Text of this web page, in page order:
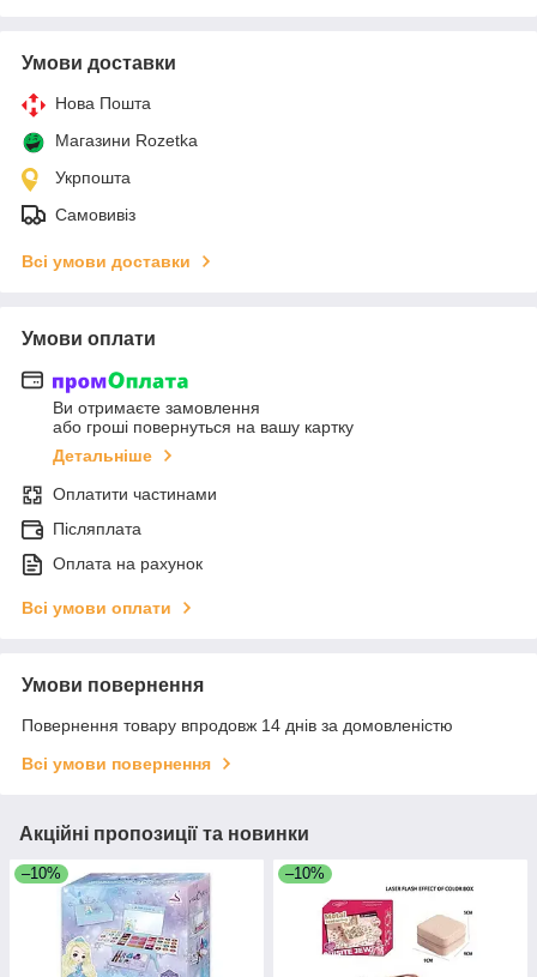
Умови доставки
Нова Пошта
Магазини Rozetka
Укрпошта
Самовивіз
Всі умови доставки
Умови оплати
Ви отримаєте замовлення
або гроші повернуться на вашу картку
Детальніше
Оплатити частинами
Післяплата
Оплата на рахунок
Всі умови оплати
Умови повернення
Повернення товару впродовж 14 днів за домовленістю
Всі умови повернення
Акційні пропозиції та новинки
–10% –10%